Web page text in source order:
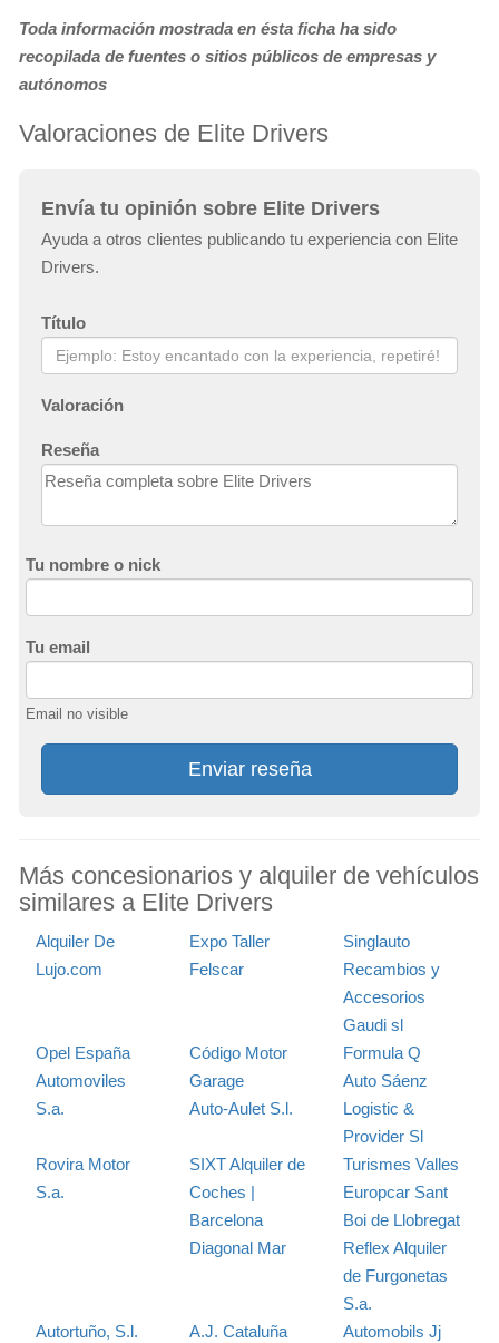
Toda información mostrada en ésta ficha ha sido
recopilada de fuentes o sitios públicos de empresas y
autónomos
Valoraciones de Elite Drivers
Envía tu opinión sobre Elite Drivers
Ayuda a otros clientes publicando tu experiencia con Elite
Drivers.
Título
Valoración
Reseña
Tu nombre o nick
Tu email
Email no visible
Enviar reseña
Más concesionarios y alquiler de vehículos
similares a Elite Drivers
Alquiler De
Lujo.com
Expo Taller
Singlauto
Felscar
Recambios y
Accesorios
Gaudi sl
Opel España
Automoviles
S.a.
Código Motor
Garage
Formula Q
Auto Sáenz
Auto-Aulet S.l.
Logistic &
Provider Sl
Rovira Motor
S.a.
SIXT Alquiler de
Coches |
Barcelona
Diagonal Mar
Turismes Valles
Europcar Sant
Boi de Llobregat
Reflex Alquiler
de Furgonetas
S.a.
Autortuño, S.l.
A.J. Cataluña
Automobils Jj